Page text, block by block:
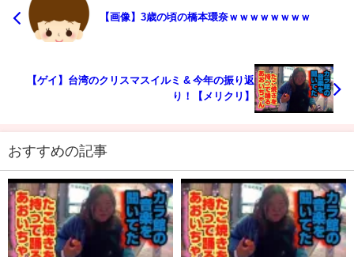
【画像】3歳の頃の橋本環奈ｗｗｗｗｗｗｗｗ
【ゲイ】台湾のクリスマスイルミ & 今年の振り返
り！【メリクリ】
おすすめの記事